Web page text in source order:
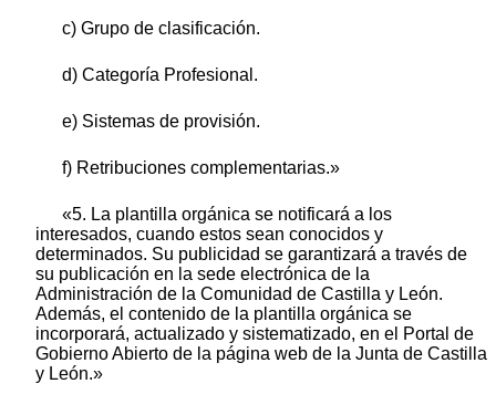
c) Grupo de clasificación.
d) Categoría Profesional.
e) Sistemas de provisión.
f) Retribuciones complementarias.»
«5. La plantilla orgánica se notificará a los
interesados, cuando estos sean conocidos y
determinados. Su publicidad se garantizará a través de
su publicación en la sede electrónica de la
Administración de la Comunidad de Castilla y León.
Además, el contenido de la plantilla orgánica se
incorporará, actualizado y sistematizado, en el Portal de
Gobierno Abierto de la página web de la Junta de Castilla
y León.»